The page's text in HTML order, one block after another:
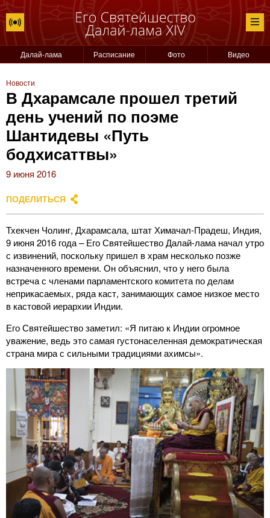
Далай-лама Расписание Фото Видео
Новости
В Дхарамсале прошел третий
день учений по поэме
Шантидевы «Путь
бодхисаттвы»
9 июня 2016
ПОДЕЛИТЬСЯ
Тхекчен Чолинг, Дхарамсала, штат Химачал-Прадеш, Индия,
9 июня 2016 года – Его Святейшество Далай-лама начал утро
с извинений, поскольку пришел в храм несколько позже
назначенного времени. Он объяснил, что у него была
встреча с членами парламентского комитета по делам
неприкасаемых, ряда каст, занимающих самое низкое место
в кастовой иерархии Индии.
Его Святейшество заметил: «Я питаю к Индии огромное
уважение, ведь это самая густонаселенная демократическая
страна мира с сильными традициями ахимсы».